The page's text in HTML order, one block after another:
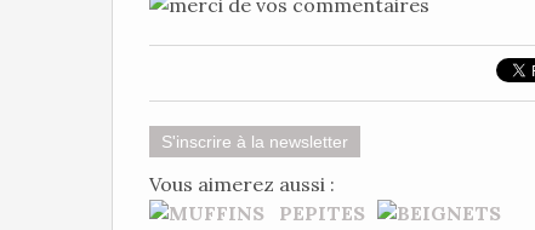
S'inscrire à la newsletter
Vous aimerez aussi :